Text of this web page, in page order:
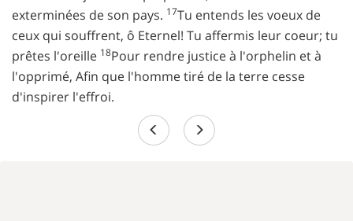
exterminées de son pays. 17Tu entends les voeux de
ceux qui souffrent, ô Eternel! Tu affermis leur coeur; tu
prêtes l'oreille 18Pour rendre justice à l'orphelin et à
l'opprimé, Afin que l'homme tiré de la terre cesse
d'inspirer l'effroi.